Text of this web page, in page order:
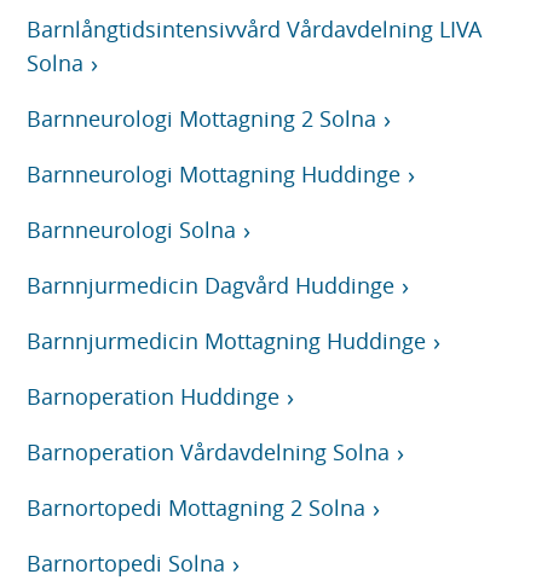
Barnlångtidsintensivvård Vårdavdelning LIVA
Solna
Barnneurologi Mottagning 2 Solna
Barnneurologi Mottagning Huddinge
Barnneurologi Solna
Barnnjurmedicin Dagvård Huddinge
Barnnjurmedicin Mottagning Huddinge
Barnoperation Huddinge
Barnoperation Vårdavdelning Solna
Barnortopedi Mottagning 2 Solna
Barnortopedi Solna